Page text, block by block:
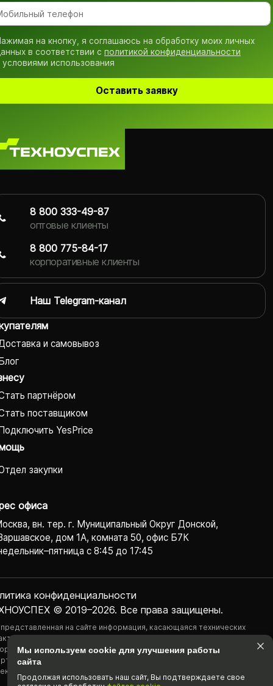
на кнопку, я соглашаюсь на обработку моих личных
в соответствии с политикой конфиденциальности
условиями использования
Оставить заявку
и самовывоз
партнёром
поставщиком
YesPrice
закупки
офиса
вн. тер. г. Муниципальный Округ Донской,
дом 1А, комната 50, офис Б7К
с 8:45 до 17:45
© 2019–2026. Все права защищены.
конфиденциаль­ности
на сайте информация, касающаяся технических
наличия на складе, стоимости товаров, носит
характер и ни при каких условиях не является публичной
определяемой положениями Статьи 437(2) Гражданского
РФ.
8 800 333-49-87
оптовые клиенты
8 800 775-84-17
корпоративные клиенты
Наш Telegram-канал
Мы используем cookie для улучшения работы
сайта
Продолжая использовать наш cайт, Вы подтвержда­ете свое